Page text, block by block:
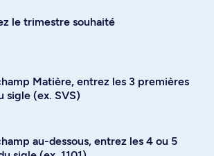
le trimestre souhaité
Matière, entrez les 3 premières
sigle (ex. SVS)
au-dessous, entrez les 4 ou 5